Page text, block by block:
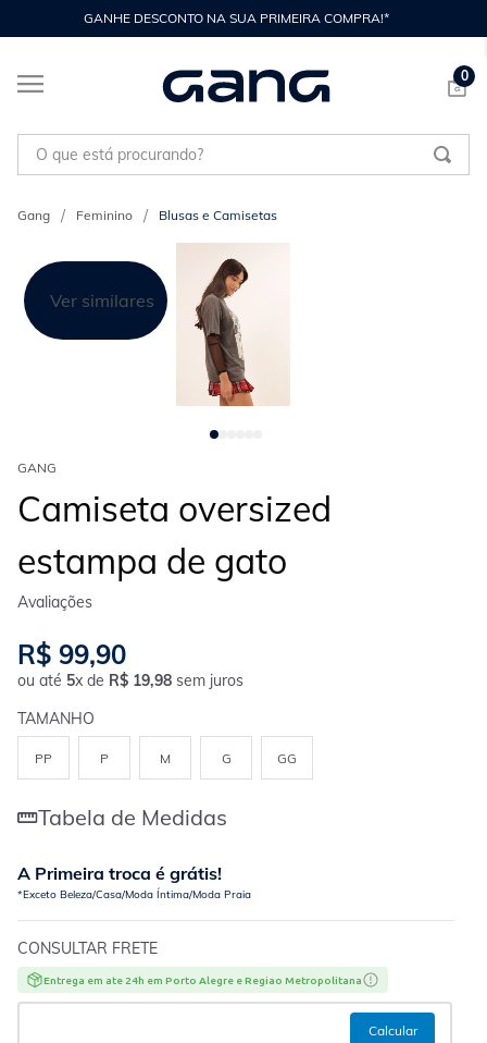
GANHE DESCONTO NA SUA PRIMEIRA COMPRA!*
0
O que está procurando?
Feminino Blusas e Camisetas
Ver similares
GANG
Camiseta oversized
estampa de gato
R$ 99,90
ou até 5x de R$ 19,98 sem juros
TAMANHO
PP P M G GG
Tabela de Medidas
A Primeira troca é grátis!
*Exceto Beleza/Casa/Moda Íntima/Moda Praia
CONSULTAR FRETE
Entrega em ate 24h em Porto Alegre e Regiao Metropolitana